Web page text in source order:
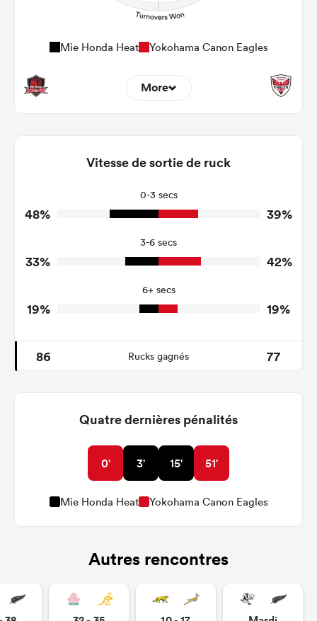
Mie Honda Heat Yokohama Canon Eagles
More
Tackles Made
Tackles Missed
4
9
1
3
Tackle Offload Allowed
Vitesse de sortie de ruck
0-3 secs
48% 39%
3-6 secs
33% 42%
6+ secs
19% 19%
86 Rucks gagnés 77
Quatre dernières pénalités
0' 3' 15' 51'
Mie Honda Heat Yokohama Canon Eagles
Autres rencontres